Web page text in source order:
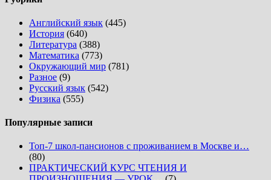
Английский язык (445)
История (640)
Литература (388)
Математика (773)
Окружающий мир (781)
Разное (9)
Русский язык (542)
Физика (555)
Популярные записи
Топ-7 школ-пансионов с проживанием в Москве и…
(80)
ПРАКТИЧЕСКИЙ КУРС ЧТЕНИЯ И